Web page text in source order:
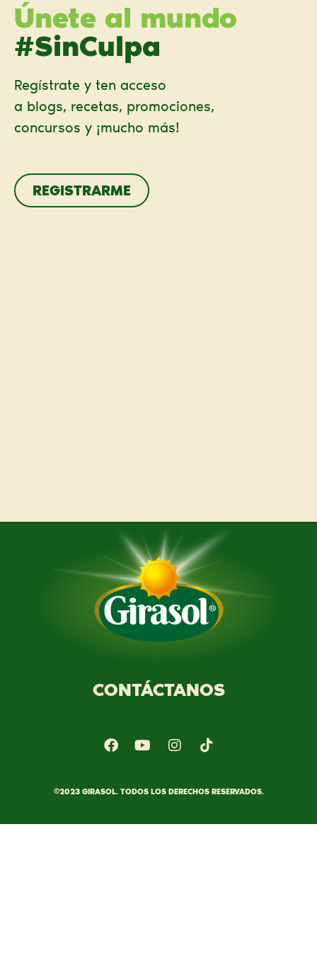
Únete al mundo
#SinCulpa
Regístrate y ten acceso
a blogs, recetas, promociones,
concursos y ¡mucho más!
REGISTRARME
CONTÁCTANOS
©2023 GIRASOL. TODOS LOS DERECHOS RESERVADOS.